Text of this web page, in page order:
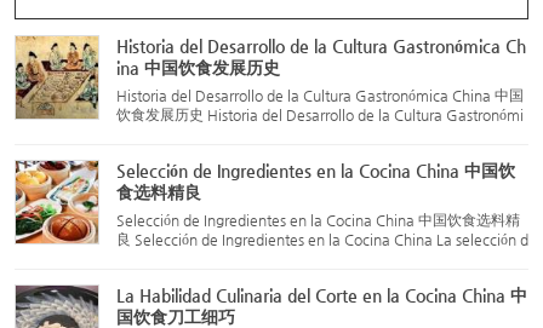
s, ...
Historia del Desarrollo de la Cultura Gastronómica Ch
ina 中国饮食发展历史
Historia del Desarrollo de la Cultura Gastronómica China 中国
饮食发展历史 Historia del Desarrollo de la Cultura Gastronómi
l...
Selección de Ingredientes en la Cocina China 中国饮
食选料精良
Selección de Ingredientes en la Cocina China 中国饮食选料精
良 Selección de Ingredientes en la Cocina China La selección d
a...
La Habilidad Culinaria del Corte en la Cocina China 中
国饮食刀工细巧